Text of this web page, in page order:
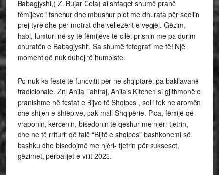
Babagjyshi,( Z. Bujar Cela) ai shfaqet shumë pranë
fëmijeve i fshehur dhe mbushur plot me dhurata për secilin
prej tyre dhe për motrat dhe vëllezërit e vegjël. Gëzim,
habi, lumturi në sy të fëmijëve të cilët prisnin me pa durim
dhuratën e Babagjyshit. Sa shumë fotografi me të! Një
moment që nuk duhej të humbiste.
Po nuk ka festë të fundvitit për ne shqiptarët pa bakllavanë
tradicionale. Znj Anila Tahiraj, Anila’s Kitchen si gjithmonë e
pranishme në festat e Bijve të Shqipes , solli tek ne aromën
dhe shijen e shtëpive, pak mall Shqipërie. Pica, fëmijë që
vraponin, kërcenin, bisedonin të qeshur me njëri-tjetrin,
dhe ne të rriturit që falë “Bijtë e shqipes” bashkohemi së
bashku dhe bisedojmë me njëri- tjetrin për sukseset,
gëzimet, përballjet e vitit 2023.